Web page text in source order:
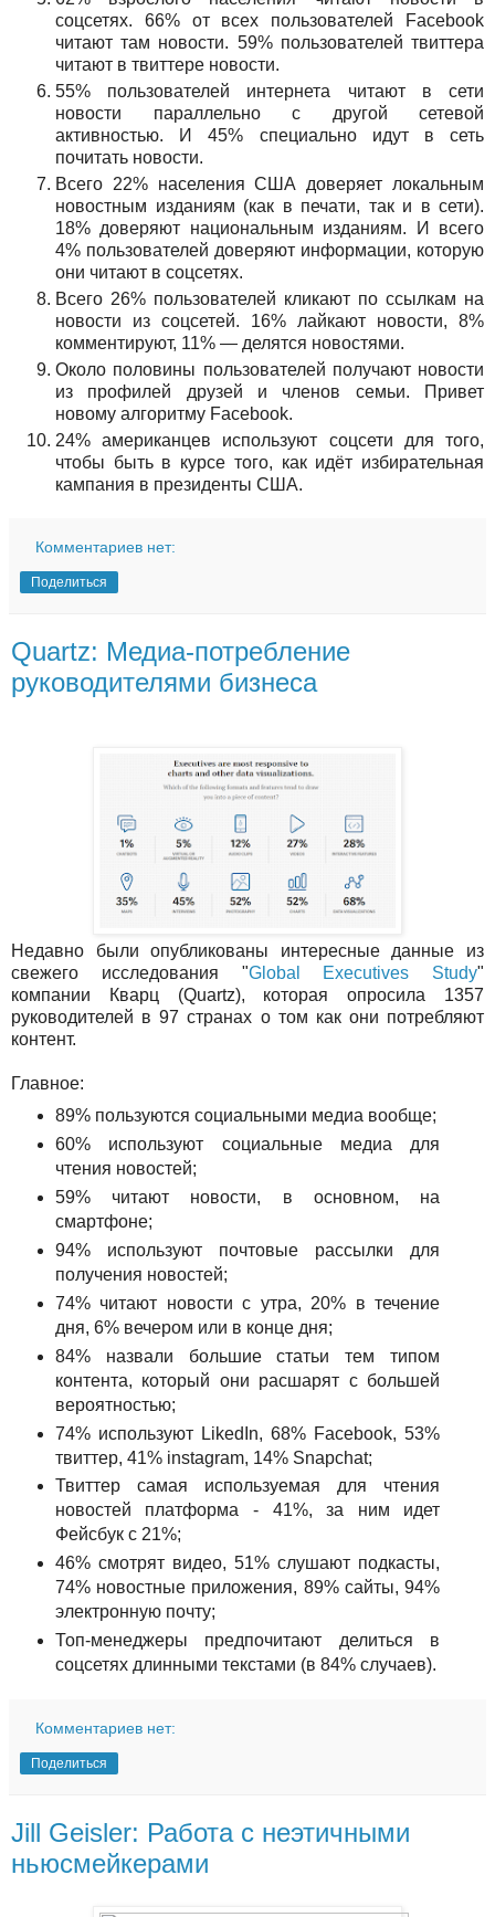
соцсетях. 66% от всех пользователей Facebook
читают там новости. 59% пользователей твиттера
читают в твиттере новости.
55% пользователей интернета читают в сети
новости параллельно с другой сетевой
активностью. И 45% специально идут в сеть
почитать новости.
Всего 22% населения США доверяет локальным
новостным изданиям (как в печати, так и в сети).
18% доверяют национальным изданиям. И всего
4% пользователей доверяют информации, которую
они читают в соцсетях.
Всего 26% пользователей кликают по ссылкам на
новости из соцсетей. 16% лайкают новости, 8%
комментируют, 11% — делятся новостями.
Около половины пользователей получают новости
из профилей друзей и членов семьи. Привет
новому алгоритму Facebook.
24% американцев используют соцсети для того,
чтобы быть в курсе того, как идёт избирательная
кампания в президенты США.
Комментариев нет:
Поделиться
Quartz: Медиа-потребление
руководителями бизнеса
Недавно были опубликованы интересные данные из
свежего исследования "Global Executives Study"
компании Кварц (Quartz), которая опросила 1357
руководителей в 97 странах о том как они потребляют
контент.
Главное:
89% пользуются социальными медиа вообще;
60% используют социальные медиа для
чтения новостей;
59% читают новости, в основном, на
смартфоне;
94% используют почтовые рассылки для
получения новостей;
74% читают новости с утра, 20% в течение
дня, 6% вечером или в конце дня;
84% назвали большие статьи тем типом
контента, который они расшарят с большей
вероятностью;
74% используют LikedIn, 68% Facebook, 53%
твиттер, 41% instagram, 14% Snapchat;
Твиттер самая используемая для чтения
новостей платформа - 41%, за ним идет
Фейсбук с 21%;
46% смотрят видео, 51% слушают подкасты,
74% новостные приложения, 89% сайты, 94%
электронную почту;
Топ-менеджеры предпочитают делиться в
соцсетях длинными текстами (в 84% случаев).
Комментариев нет:
Поделиться
Jill Geisler: Работа с неэтичными
ньюсмейкерами